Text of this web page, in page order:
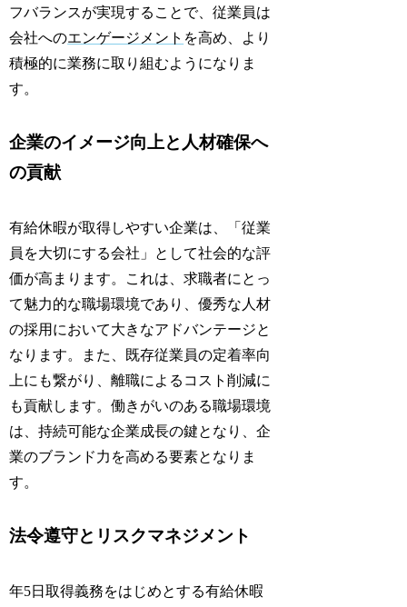
フバランスが実現することで、従業員は
会社へのエンゲージメント を高め、より
積極的に業務に取り組むようになりま
す。
企業のイメージ向上と人材確保へ
の貢献
有給休暇が取得しやすい企業は、「従業
員を大切にする会社」として社会的な評
価が高まります。これは、求職者にとっ
て魅力的な職場環境であり、優秀な人材
の採用において大きなアドバンテージと
なります。また、既存従業員の定着率向
上にも繋がり、離職によるコスト削減に
も貢献します。働きがいのある職場環境
は、持続可能な企業成長の鍵となり、企
業のブランド力を高める要素となりま
す。
法令遵守とリスクマネジメント
年5日取得義務をはじめとする有給休暇